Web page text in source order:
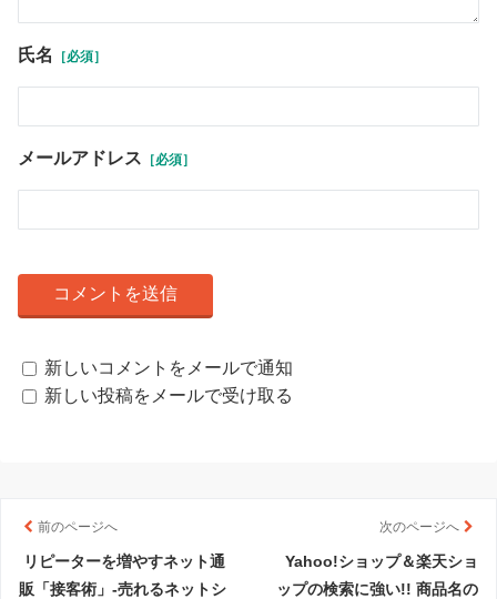
氏名 ［必須］
メールアドレス ［必須］
新しいコメントをメールで通知
新しい投稿をメールで受け取る
前のページへ
リピーターを増やすネット通
販「接客術」-売れるネットシ
次のページへ
Yahoo!ショップ＆楽天ショ
ップの検索に強い!! 商品名の